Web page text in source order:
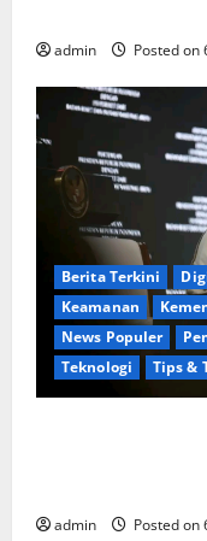
admin Posted on
Berita Terkini
Keamanan
News Populer
Teknologi
Tips &
admin Posted on